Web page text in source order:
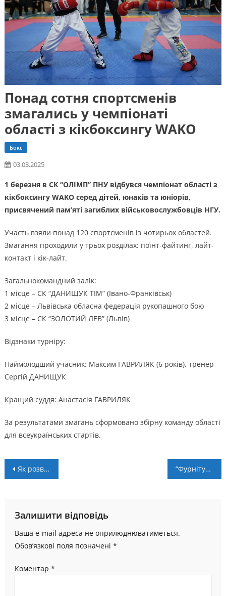
Понад сотня спортсменів
змагались у чемпіонаті
області з кікбоксингу WAKO
Бокс
03.03.2025
1 березня в СК “ОЛІМП” ПНУ відбувся чемпіонат області з
кікбоксингу WAKO серед дітей, юнаків та юніорів,
присвячений пам’яті загиблих військовослужбовців НГУ.
Участь взяли понад 120 спортсменів із чотирьох областей.
Змагання проходили у трьох розділах: поїнт-файтинг, лайт-
контакт і кік-лайт.
Загальнокомандний залік:
1 місце – СК “ДАНИЩУК ТІМ” (Івано-Франківськ)
2 місце – Львівська обласна федерація рукопашного бою
3 місце – СК “ЗОЛОТИЙ ЛЕВ” (Львів)
Відзнаки турніру:
Наймолодший учасник: Максим ГАВРИЛЯК (6 років), тренер
Сергій ДАНИЩУК
Кращий суддя: Анастасія ГАВРИЛЯК
За результатами змагань сформовано збірну команду області
для всеукраїнських стартів.
Навігація
Як розвивають художню гімнастику на Прикарпатті “Фурнітура” – “Технологія-Агросвіт-СумДУ” – 3:3. Післямова
Залишити відповідь
Ваша e-mail адреса не оприлюднюватиметься.
Обов’язкові поля позначені *
Коментар *